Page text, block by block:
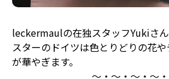
leckermaulの在独スタッフYukiさ
スターのドイツは色とりどりの花
が華やぎます。
〜・〜・〜・〜